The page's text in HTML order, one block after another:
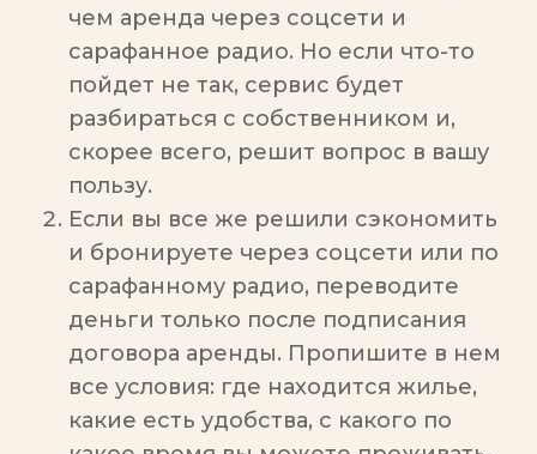
чем аренда через соцсети и
сарафанное радио. Но если что-то
пойдет не так, сервис будет
разбираться с собственником и,
скорее всего, решит вопрос в вашу
пользу.
Если вы все же решили сэкономить
и бронируете через соцсети или по
сарафанному радио, переводите
деньги только после подписания
договора аренды. Пропишите в нем
все условия: где находится жилье,
какие есть удобства, с какого по